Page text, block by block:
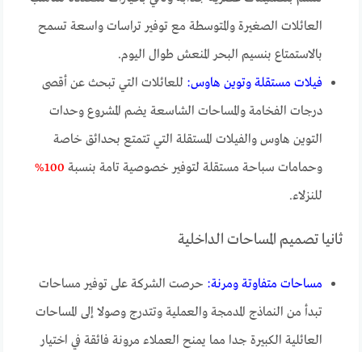
العائلات الصغيرة والمتوسطة مع توفير تراسات واسعة تسمح
بالاستمتاع بنسيم البحر المنعش طوال اليوم.
فيلات مستقلة وتوين هاوس: للعائلات التي تبحث عن أقصى
درجات الفخامة والمساحات الشاسعة يضم المشروع وحدات
التوين هاوس والفيلات المستقلة التي تتمتع بحدائق خاصة
وحمامات سباحة مستقلة لتوفير خصوصية تامة بنسبة 100%
للنزلاء.
ثانيا تصميم المساحات الداخلية
مساحات متفاوتة ومرنة: حرصت الشركة على توفير مساحات
تبدأ من النماذج المدمجة والعملية وتتدرج وصولا إلى المساحات
العائلية الكبيرة جدا مما يمنح العملاء مرونة فائقة في اختيار